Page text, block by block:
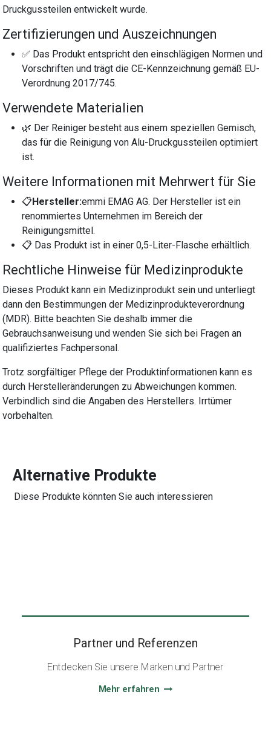
Druckgussteilen entwickelt wurde.
Zertifizierungen und Auszeichnungen
✅ Das Produkt entspricht den einschlägigen Normen und
Vorschriften und trägt die CE-Kennzeichnung gemäß EU-
Verordnung 2017/745.
Verwendete Materialien
🌿 Der Reiniger besteht aus einem speziellen Gemisch,
das für die Reinigung von Alu-Druckgussteilen optimiert
ist.
Weitere Informationen mit Mehrwert für Sie
📋Hersteller:emmi EMAG AG. Der Hersteller ist ein
renommiertes Unternehmen im Bereich der
Reinigungsmittel.
📋 Das Produkt ist in einer 0,5-Liter-Flasche erhältlich.
Rechtliche Hinweise für Medizinprodukte
Dieses Produkt kann ein Medizinprodukt sein und unterliegt
dann den Bestimmungen der Medizinprodukteverordnung
(MDR). Bitte beachten Sie deshalb immer die
Gebrauchsanweisung und wenden Sie sich bei Fragen an
qualifiziertes Fachpersonal.
Trotz sorgfältiger Pflege der Produktinformationen kann es
durch Herstelleränderungen zu Abweichungen kommen.
Verbindlich sind die Angaben des Herstellers. Irrtümer
vorbehalten.
Alternative Produkte
Diese Produkte könnten Sie auch interessieren
Partner und Referenzen
Entdecken Sie unsere Marken und Partner
Mehr erfahren